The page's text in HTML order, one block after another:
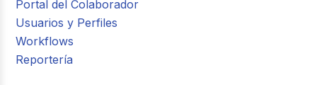
Portal del Colaborador
Usuarios y Perfiles
Workflows
Reportería